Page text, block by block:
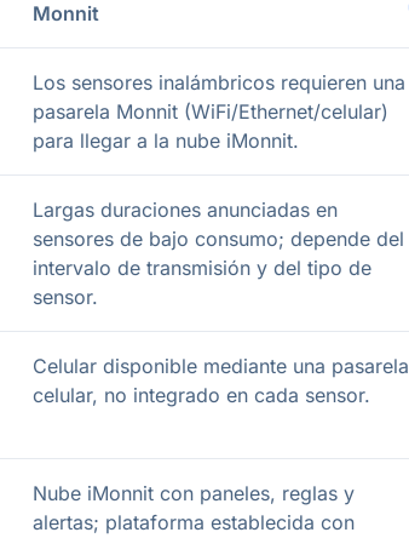
Monnit
Los sensores inalámbricos requieren una
pasarela Monnit (WiFi/Ethernet/celular)
para llegar a la nube iMonnit.
Largas duraciones anunciadas en
sensores de bajo consumo; depende del
intervalo de transmisión y del tipo de
sensor.
Celular disponible mediante una pasarela
celular, no integrado en cada sensor.
Nube iMonnit con paneles, reglas y
alertas; plataforma establecida con